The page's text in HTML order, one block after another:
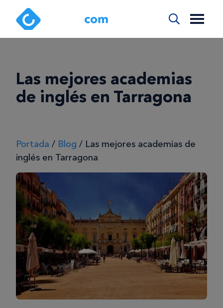
Las mejores academias
de inglés en Tarragona
Portada / Blog / Las mejores academias de
inglés en Tarragona